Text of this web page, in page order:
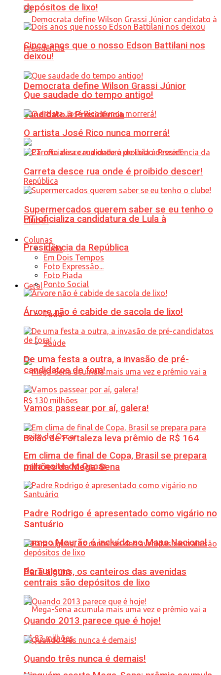
Democrata define Wilson Grassi Júnior
candidato à Presidência
PT oficializa candidatura de Lula à
Presidência da República
Geral
Tudo
Saúde
Bolão de Fortaleza leva prêmio de R$ 164
milhões da Mega-Sena
Campo Mourão é incluído no Mapa Nacional
do Turismo
depósitos de lixo!
Cinco anos que o nosso Edson Battilani nos
deixou!
Que saudade do tempo antigo!
O artista José Rico nunca morrerá!
Carreta desce rua onde é proibido descer!
Supermercados querem saber se eu tenho o
clube!
Colunas
Tudo
Em Dois Tempos
Foto Expressão...
Foto Piada
Ponto Social
Árvore não é cabide de sacola de lixo!
De uma festa a outra, a invasão de pré-
candidatos de fora!
Vamos passear por aí, galera!
Em clima de final de Copa, Brasil se prepara
para noite do Oscar
Padre Rodrigo é apresentado como vigário no
Santuário
Para alguns, os canteiros das avenidas
centrais são depósitos de lixo
Quando 2013 parece que é hoje!
Quando três nunca é demais!